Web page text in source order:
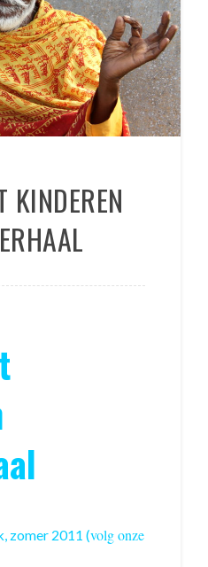
KINDEREN
zomer 2011 (volg onze